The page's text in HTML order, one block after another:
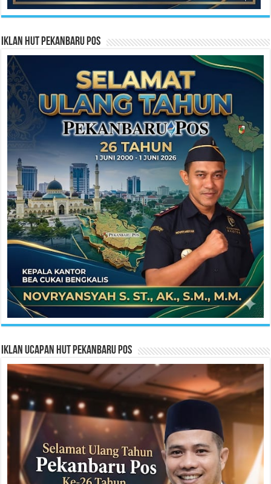
Iklan HUT Pekanbaru Pos
Iklan Ucapan HUT Pekanbaru Pos